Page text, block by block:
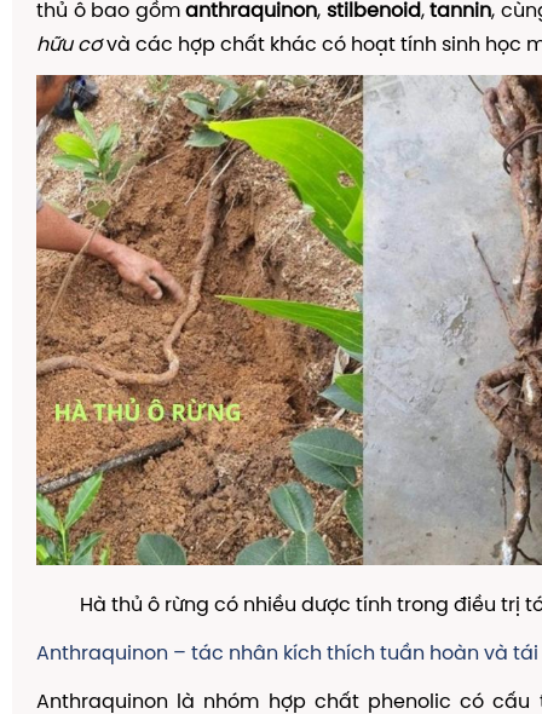
thủ ô bao gồm anthraquinon, stilbenoid, tannin,
hữu cơvà các hợp chất khác có hoạt tính sinh học
Hà thủ ô rừng có nhiều dược tính trong điều trị
Anthraquinon – tác nhân kích thích tuần hoàn và
Anthraquinon là nhóm hợp chất phenolic có cấu